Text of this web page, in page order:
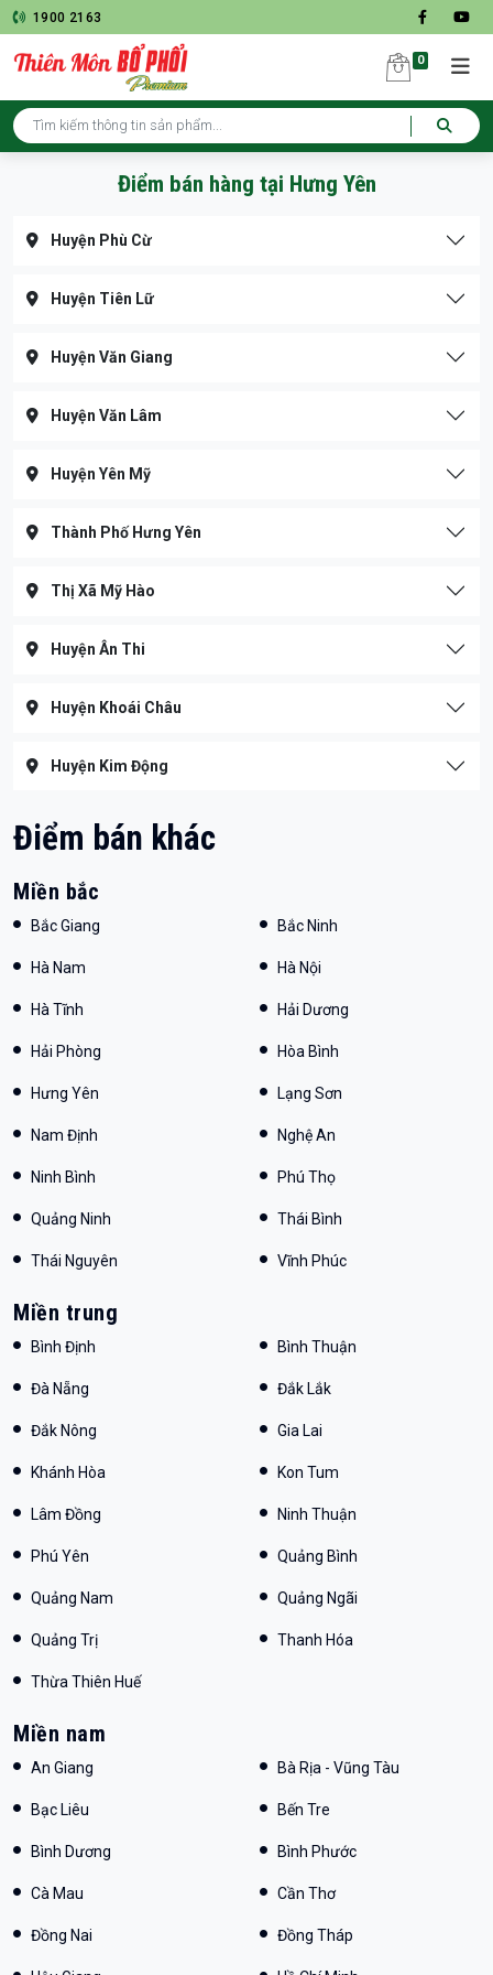
1900 2163
0
Điểm bán hàng tại Hưng Yên
Huyện Phù Cừ
Huyện Tiên Lữ
Huyện Văn Giang
Huyện Văn Lâm
Huyện Yên Mỹ
Thành Phố Hưng Yên
Thị Xã Mỹ Hào
Huyện Ân Thi
Huyện Khoái Châu
Huyện Kim Động
Điểm bán khác
Miền bắc
Bắc Giang Bắc Ninh
Hà Nam Hà Nội
Hà Tĩnh Hải Dương
Hải Phòng Hòa Bình
Hưng Yên Lạng Sơn
Nam Định Nghệ An
Ninh Bình Phú Thọ
Quảng Ninh Thái Bình
Thái Nguyên Vĩnh Phúc
Miền trung
Bình Định Bình Thuận
Đà Nẵng Đắk Lắk
Đắk Nông Gia Lai
Khánh Hòa Kon Tum
Lâm Đồng Ninh Thuận
Phú Yên Quảng Bình
Quảng Nam Quảng Ngãi
Quảng Trị Thanh Hóa
Thừa Thiên Huế
Miền nam
An Giang Bà Rịa - Vũng Tàu
Bạc Liêu Bến Tre
Bình Dương Bình Phước
Cà Mau Cần Thơ
Đồng Nai Đồng Tháp